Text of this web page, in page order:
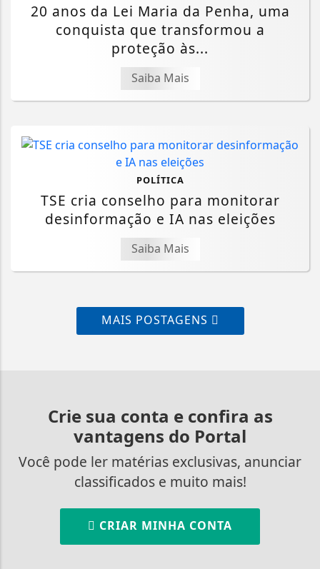
20 anos da Lei Maria da Penha, uma
conquista que transformou a
proteção às...
Saiba Mais
POLÍTICA
TSE cria conselho para monitorar
desinformação e IA nas eleições
Saiba Mais
MAIS POSTAGENS
Crie sua conta e confira as
vantagens do Portal
Você pode ler matérias exclusivas, anunciar
classificados e muito mais!
CRIAR MINHA CONTA